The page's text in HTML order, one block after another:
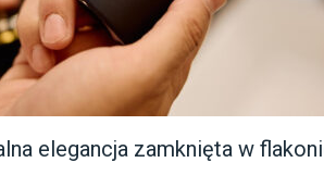
elegancja zamknięta w